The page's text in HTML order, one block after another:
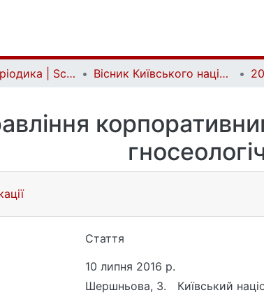
Наукова періодика | Scientific periodicals Вісник Київського національного університету імені Тараса Шевченка. Економіка | Bulletin of Taras Shevchenko National University of Kyiv. Economics
Стаття
10 липня 2016 р.
Шершньова, З.
Київський